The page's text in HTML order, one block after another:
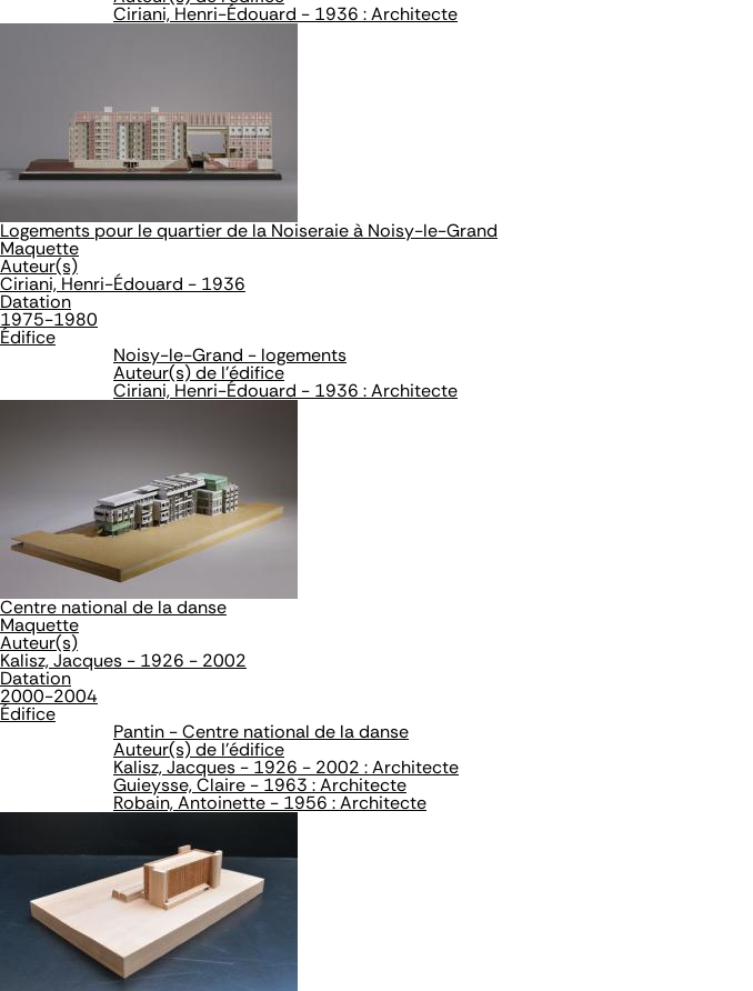
Ciriani, Henri-Édouard - 1936 : Architecte
Logements pour le quartier de la Noiseraie à Noisy-le-Grand
Maquette
Auteur(s)
Ciriani, Henri-Édouard - 1936
Datation
1975-1980
Édifice
Noisy-le-Grand - logements
Auteur(s) de l'édifice
Ciriani, Henri-Édouard - 1936 : Architecte
Centre national de la danse
Maquette
Auteur(s)
Kalisz, Jacques - 1926 - 2002
Datation
2000-2004
Édifice
Pantin - Centre national de la danse
Auteur(s) de l'édifice
Kalisz, Jacques - 1926 - 2002 : Architecte
Guieysse, Claire - 1963 : Architecte
Robain, Antoinette - 1956 : Architecte